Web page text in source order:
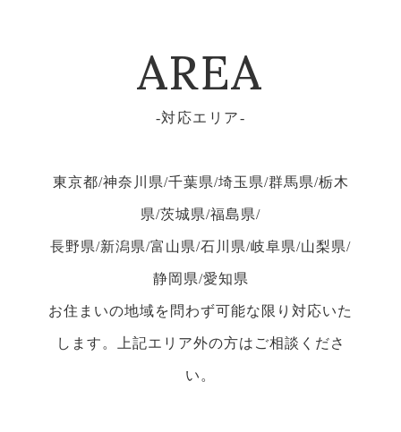
AREA
対応エリア
東京都/神奈川県/千葉県/埼玉県/群馬県/栃木
県/茨城県/福島県/
長野県/新潟県/富山県/石川県/岐阜県/山梨県/
静岡県/愛知県
お住まいの地域を問わず可能な限り対応いた
します。上記エリア外の方はご相談くださ
い。